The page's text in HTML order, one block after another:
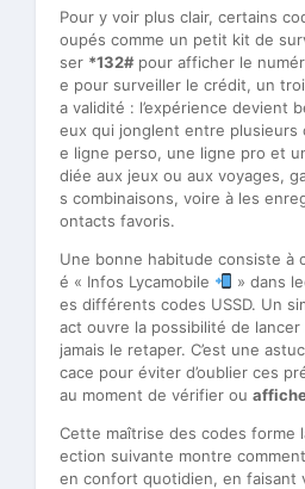
Pour y voir plus clair, certains
oupés comme un petit kit de
ser *132#pour afficher le
e pour surveiller le crédit, un
a validité : l’expérience devient
eux qui jonglent entre plusieurs
e ligne perso, une ligne pro et
diée aux jeux ou aux voyages,
s combinaisons, voire à les
ontacts favoris.
Une bonne habitude consiste à
é « Infos Lycamobile
» dans
es différents codes USSD. Un
act ouvre la possibilité de
jamais le retaper. C’est une
cace pour éviter d’oublier ces
au moment de vérifier ou
Cette maîtrise des codes forme
ection suivante montre
en confort quotidien, en faisant